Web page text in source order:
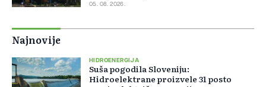
05. 08. 2026.
Najnovije
HIDROENERGIJA
Suša pogodila Sloveniju:
Hidroelektrane proizvele 31 posto